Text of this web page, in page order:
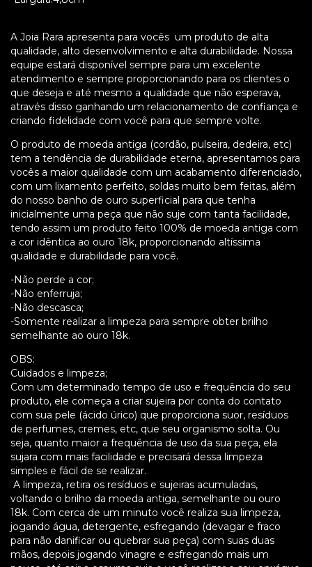
A Joia Rara apresenta para vocês um produto de alta
qualidade, alto desenvolvimento e alta durabilidade. Nossa
equipe estará disponível sempre para um excelente
atendimento e sempre proporcionando para os clientes o
que deseja e até mesmo a qualidade que não esperava,
através disso ganhando um relacionamento de confiança e
criando fidelidade com você para que sempre volte.
O produto de moeda antiga (cordão, pulseira, dedeira, etc)
tem a tendência de durabilidade eterna, apresentamos para
vocês a maior qualidade com um acabamento diferenciado,
com um lixamento perfeito, soldas muito bem feitas, além
do nosso banho de ouro superficial para que tenha
inicialmente uma peça que não suje com tanta facilidade,
tendo assim um produto feito 100% de moeda antiga com
a cor idêntica ao ouro 18k, proporcionando altíssima
qualidade e durabilidade para você.
-Não perde a cor;
-Não enferruja;
-Não descasca;
-Somente realizar a limpeza para sempre obter brilho
semelhante ao ouro 18k.
OBS:
Cuidados e limpeza;
Com um determinado tempo de uso e frequência do seu
produto, ele começa a criar sujeira por conta do contato
com sua pele (ácido úrico) que proporciona suor, resíduos
de perfumes, cremes, etc, que seu organismo solta. Ou
seja, quanto maior a frequência de uso da sua peça, ela
sujara com mais facilidade e precisará dessa limpeza
simples e fácil de se realizar.
A limpeza, retira os resíduos e sujeiras acumuladas,
voltando o brilho da moeda antiga, semelhante ou ouro
18k. Com cerca de um minuto você realiza sua limpeza,
jogando água, detergente, esfregando (devagar e fraco
para não danificar ou quebrar sua peça) com suas duas
mãos, depois jogando vinagre e esfregando mais um